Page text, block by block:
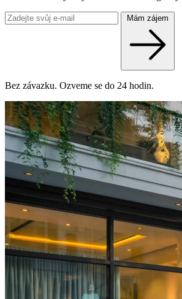
Mám zájem
Bez závazku. Ozveme se do 24 hodin.